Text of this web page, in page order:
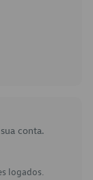
conta.
logados.